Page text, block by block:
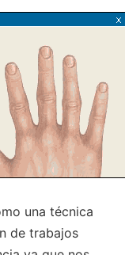
una técnica
de trabajos